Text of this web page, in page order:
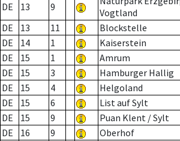
DE 13 9
Vogtland
DE
13 11 Blockstelle
DE
14 1 Kaiserstein
DE
15 1 Amrum
DE
15 3 Hamburger Hallig
DE
15 4 Helgoland
DE
15 6 List auf Sylt
DE
15 9 Puan Klent / Sylt
DE
16 9 Oberhof